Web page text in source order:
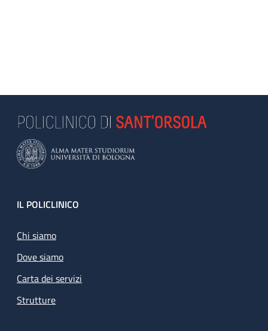
Footer
IL POLICLINICO
Chi siamo
Dove siamo
Carta dei servizi
Strutture